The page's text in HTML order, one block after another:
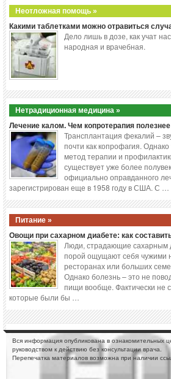
Неотложная помощь »
Какими таблетками можно отравиться
Дело лишь в дозе, как учат
народная и врачебная.
Нетрадиционная медицина »
Лечение калом. Чем копротерапия полезнее
Трансплантация фекалий –
почти как копрофагия.
метод терапии и
существует уже более
официально оправданного
зарегистрирован еще в 1958 году в США. С …
Питание »
Овощи при сахарном диабете: как
Люди, страдающие сахарным
порой ощущают себя чужими
ресторанах или больших
Однако болезнь – это не
пищи вообще. Фактически не
которые были бы …
Вся информация опубликована в ознакомительных
руководством к действию без консультации врача.
Перепечатка материалов возможна при наличии